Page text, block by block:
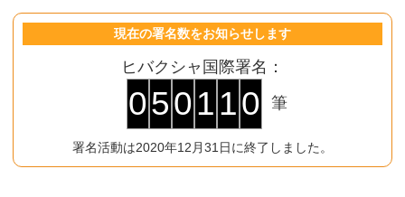
現在の署名数をお知らせします
ヒバクシャ国際署名：
050110 筆
署名活動は2020年12月31日に終了しました。